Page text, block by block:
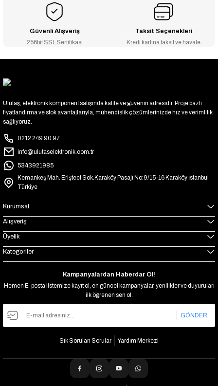
Güvenli Alışveriş
256bit SSL Sertifikası
Taksit Seçenekleri
Kredi kartına taksit ve havale
Ulutaş, elektronik komponent satışında kalite ve güvenin adresidir. Proje bazlı
fiyatlandırma ve stok avantajlarıyla, mühendislik çözümlerinizde hız ve verimlilik
sağlıyoruz.
0212 249 90 97
info@ulutaselektronik.com.tr
5343921985
Kemankeş Mah. Erişteci Sok.Karaköy Pasajı No:9/15-16 Karaköy İstanbul
Türkiye
Kurumsal
Alışveriş
Üyelik
Kategoriler
Kampanyalardan Haberdar Ol!
Hemen E-posta listemize kayıt ol, en güncel kampanyalar, yenilikler ve duyuruları
ilk öğrenen sen ol.
GÖNDER
Sık Sorulan Sorular Yardım Merkezi